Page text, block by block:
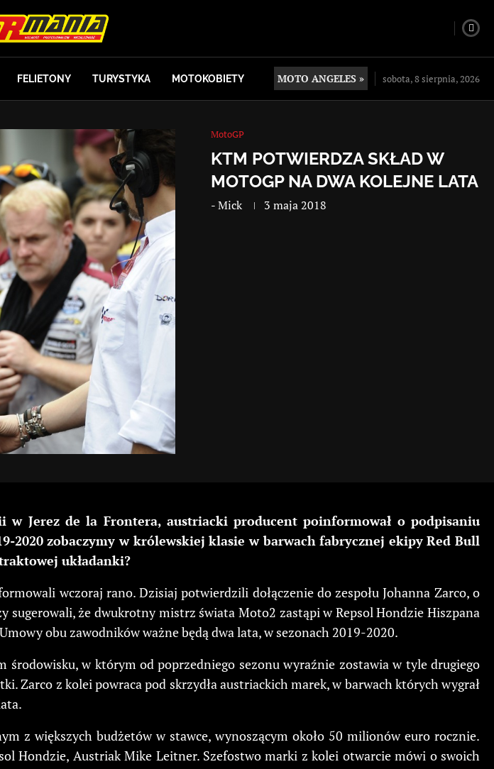
FELIETONY TURYSTYKA MOTOKOBIETY MOTO ANGELES » sobota, 8 sierpnia, 2026
MotoGP
KTM POTWIERDZA SKŁAD W
MOTOGP NA DWA KOLEJNE LATA
-Mick 3 maja 2018
Jerez de la Frontera, austriacki producent poinformował o podpisaniu
zobaczymy w królewskiej klasie w barwach fabrycznej ekipy Red Bull
układanki?
wczoraj rano. Dzisiaj potwierdzili dołączenie do zespołu Johanna Zarco, o
że dwukrotny mistrz świata Moto2 zastąpi w Repsol Hondzie Hiszpana
obu zawodników ważne będą dwa lata, w sezonach 2019-2020.
w którym od poprzedniego sezonu wyraźnie zostawia w tyle drugiego
Zarco z kolei powraca pod skrzydła austriackich marek, w barwach których wygrał
z większych budżetów w stawce, wynoszącym około 50 milionów euro rocznie.
Hondzie, Austriak Mike Leitner. Szefostwo marki z kolei otwarcie mówi o swoich